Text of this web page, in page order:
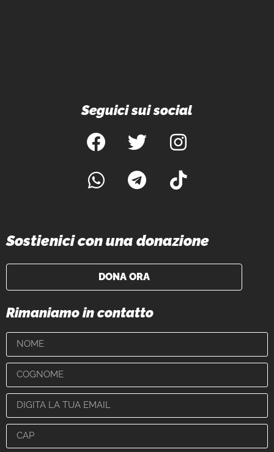
Seguici sui social
Sostienici con una donazione
DONA ORA
Rimaniamo in contatto